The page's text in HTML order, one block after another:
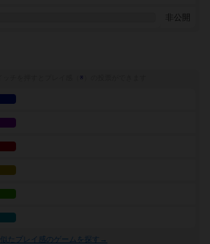
非公開
※
似たプレイ感のゲームを探す→